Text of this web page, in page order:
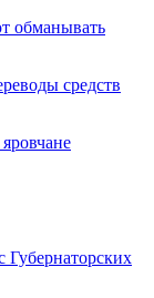
обманывать
средств
Губернаторских